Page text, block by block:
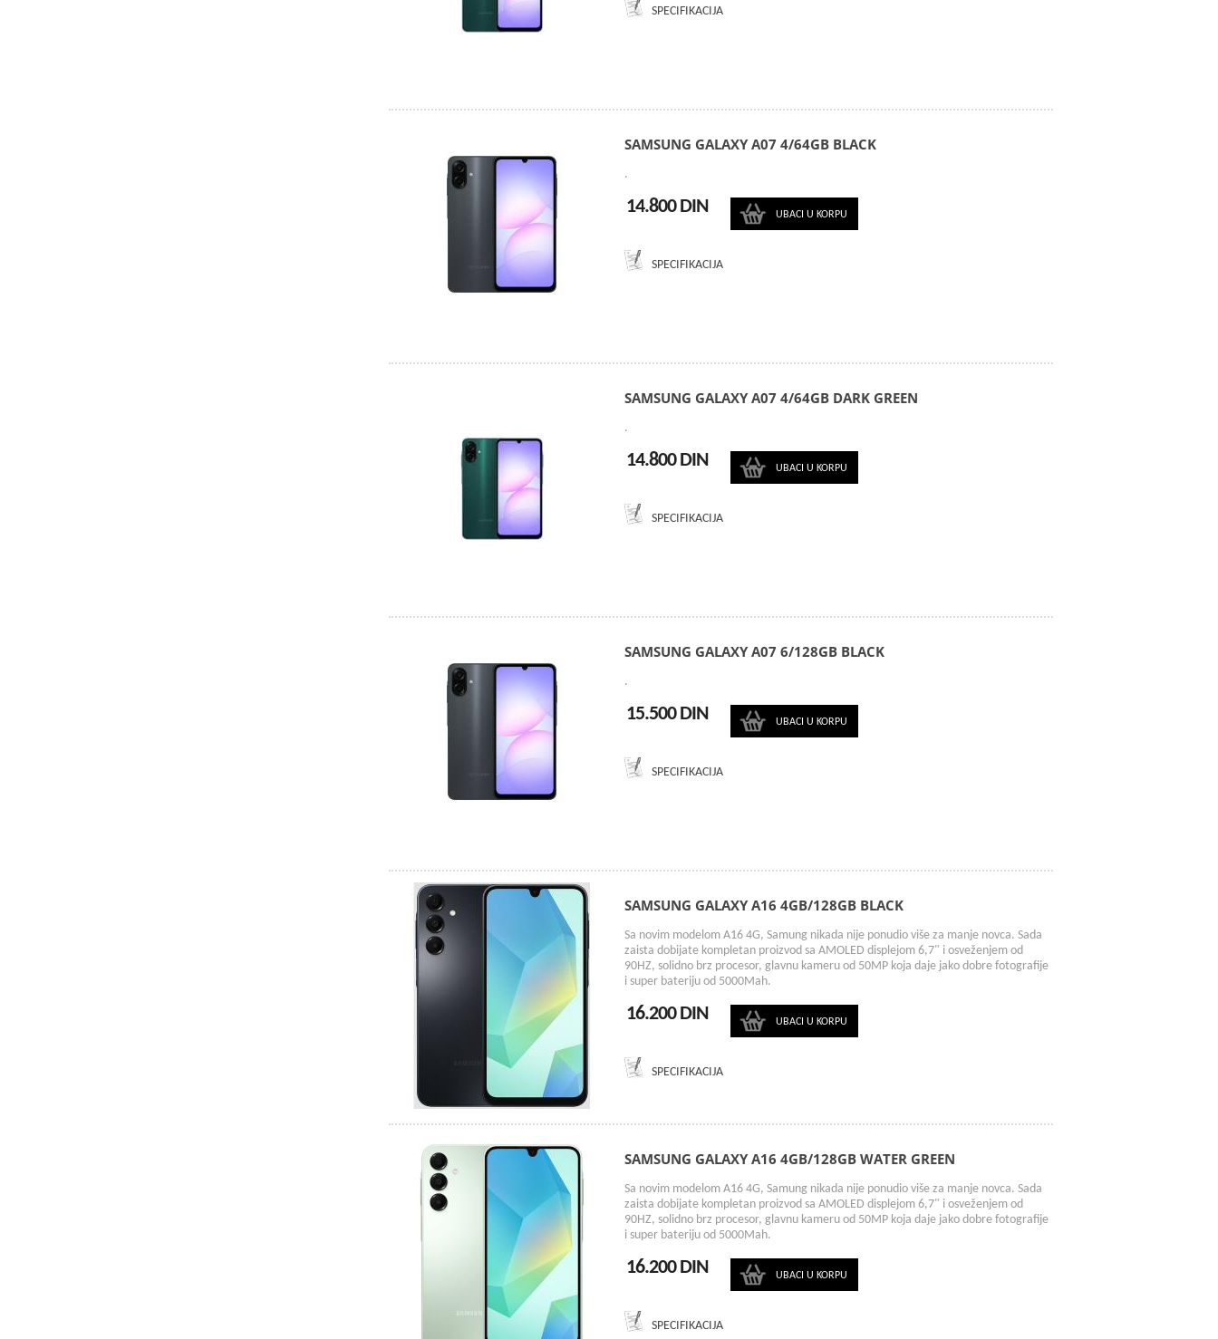
SPECIFIKACIJA
SAMSUNG GALAXY A07 4/64GB BLACK
.
14.800 DIN UBACI U KORPU
SPECIFIKACIJA
SAMSUNG GALAXY A07 4/64GB DARK GREEN
.
14.800 DIN UBACI U KORPU
SPECIFIKACIJA
SAMSUNG GALAXY A07 6/128GB BLACK
.
15.500 DIN UBACI U KORPU
SPECIFIKACIJA
SAMSUNG GALAXY A16 4GB/128GB BLACK
Sa novim modelom A16 4G, Samung nikada nije ponudio više za manje novca. Sada
zaista dobijate kompletan proizvod sa AMOLED displejom 6,7" i osveženjem od
90HZ, solidno brz procesor, glavnu kameru od 50MP koja daje jako dobre fotografije
i super bateriju od 5000Mah.
16.200 DIN UBACI U KORPU
SPECIFIKACIJA
SAMSUNG GALAXY A16 4GB/128GB WATER GREEN
Sa novim modelom A16 4G, Samung nikada nije ponudio više za manje novca. Sada
zaista dobijate kompletan proizvod sa AMOLED displejom 6,7" i osveženjem od
90HZ, solidno brz procesor, glavnu kameru od 50MP koja daje jako dobre fotografije
i super bateriju od 5000Mah.
16.200 DIN UBACI U KORPU
SPECIFIKACIJA